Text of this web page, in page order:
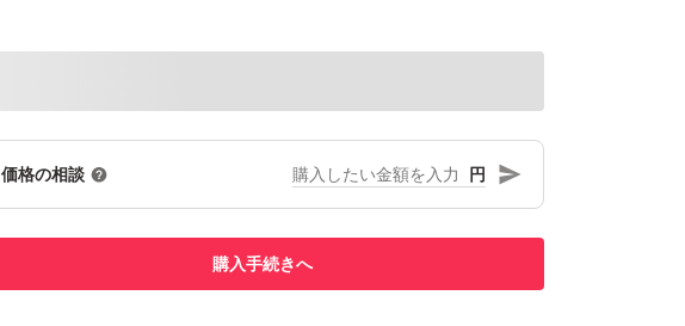
価格の相談 円
購入手続きへ